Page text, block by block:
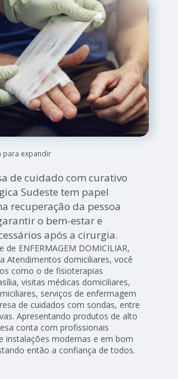
para expandir
de cuidado com curativo
Sudeste tem papel
recuperação da pessoa
o bem-estar e
após a cirurgia.
de ENFERMAGEM DOMICILIAR,
Atendimentos domiciliares, você
como o de fisioterapias
visitas médicas domiciliares,
serviços de enfermagem
de cuidados com sondas, entre
Apresentando produtos de alto
conta com profissionais
instalações modernas e em bom
então a confiança de todos.